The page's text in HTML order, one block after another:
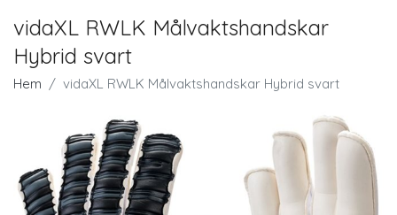
vidaXL RWLK Målvaktshandskar
Hybrid svart
Hem vidaXL RWLK Målvaktshandskar Hybrid svart